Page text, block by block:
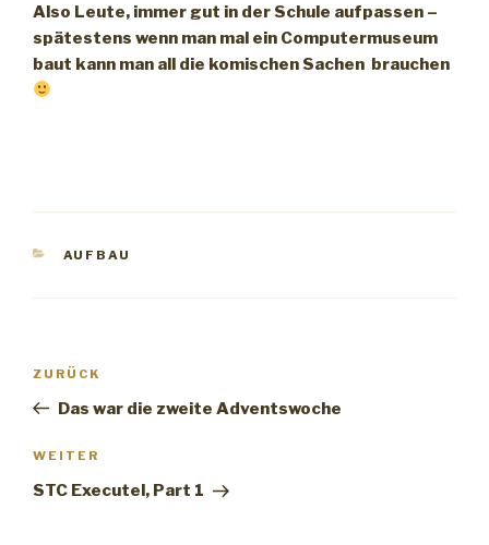
Also Leute, immer gut in der Schule aufpassen –
spätestens wenn man mal ein Computermuseum
baut kann man all die komischen Sachen brauchen
KATEGORIEN
AUFBAU
Beitrags-
Vorheriger
Beitrag
ZURÜCK
Das war die zweite Adventswoche
Nächster
Beitrag
WEITER
STC Executel, Part 1